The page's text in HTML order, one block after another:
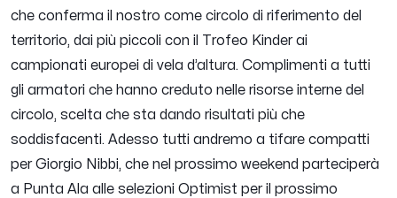
che conferma il nostro come circolo di riferimento del
territorio, dai più piccoli con il Trofeo Kinder ai
campionati europei di vela d’altura. Complimenti a tutti
gli armatori che hanno creduto nelle risorse interne del
circolo, scelta che sta dando risultati più che
soddisfacenti. Adesso tutti andremo a tifare compatti
per Giorgio Nibbi, che nel prossimo weekend parteciperà
a Punta Ala alle selezioni Optimist per il prossimo